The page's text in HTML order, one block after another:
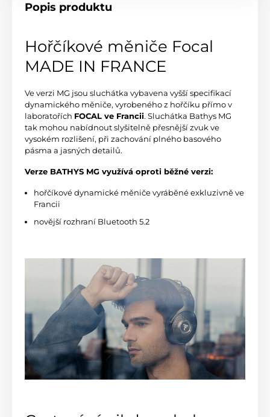
Popis produktu
Hořčíkové měniče Focal
MADE IN FRANCE
Ve verzi MG jsou sluchátka vybavena vyšší specifikací
dynamického měniče, vyrobeného z hořčíku přímo v
laboratořích FOCAL ve Francii. Sluchátka Bathys MG
tak mohou nabídnout slyšitelně přesnější zvuk ve
vysokém rozlišení, při zachování plného basového
pásma a jasných detailů.
Verze BATHYS MG využívá oproti běžné verzi:
hořčíkové dynamické měniče vyráběné exkluzivně ve
Francii
novější rozhraní Bluetooth 5.2